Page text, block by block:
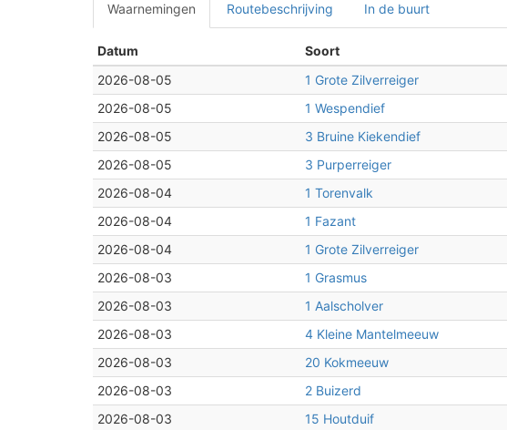
Waarnemingen Routebeschrijving In de buurt
Datum
Soort
2026-08-05
1 Grote Zilverreiger
2026-08-05
1 Wespendief
2026-08-05
3 Bruine Kiekendief
2026-08-05
3 Purperreiger
2026-08-04
1 Torenvalk
2026-08-04
1 Fazant
2026-08-04
1 Grote Zilverreiger
2026-08-03
1 Grasmus
2026-08-03
1 Aalscholver
2026-08-03
4 Kleine Mantelmeeuw
2026-08-03
20 Kokmeeuw
2026-08-03
2 Buizerd
2026-08-03
15 Houtduif
2
2